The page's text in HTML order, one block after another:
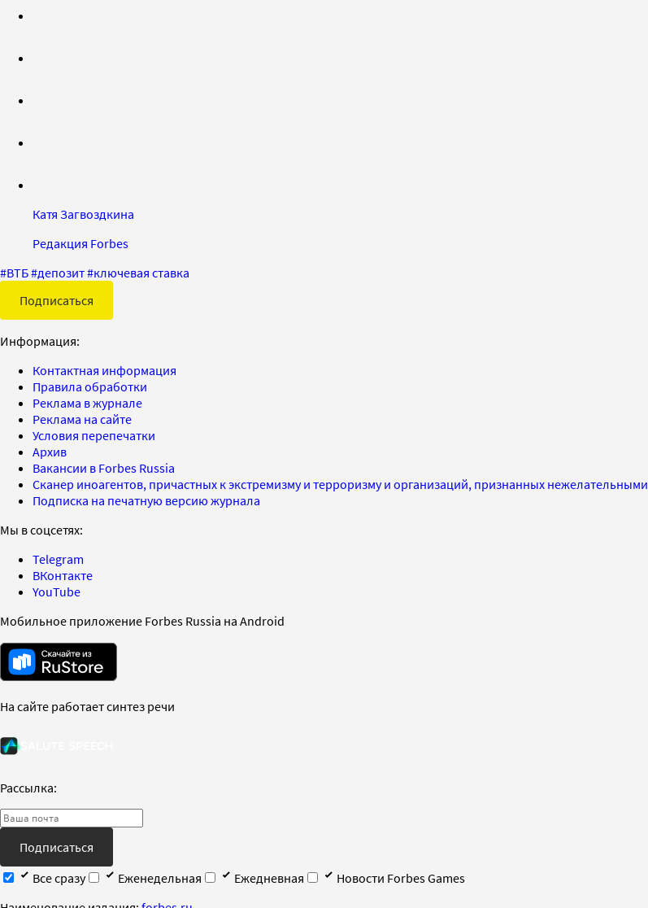
Катя Загвоздкина
Редакция Forbes
#ВТБ#депозит#ключевая ставка
Подписаться
Информация:
Контактная информация
Правила обработки
Реклама в журнале
Реклама на сайте
Условия перепечатки
Архив
Вакансии в Forbes Russia
Сканер иноагентов, причастных к экстремизму и терроризму и организаций, признанных нежелательными
Подписка на печатную версию журнала
Мы в соцсетях:
Telegram
ВКонтакте
YouTube
Мобильное приложение Forbes Russia на Android
На сайте работает синтез речи
Рассылка:
Подписаться
Все сразу
Еженедельная Ежедневная
Новости Forbes Games